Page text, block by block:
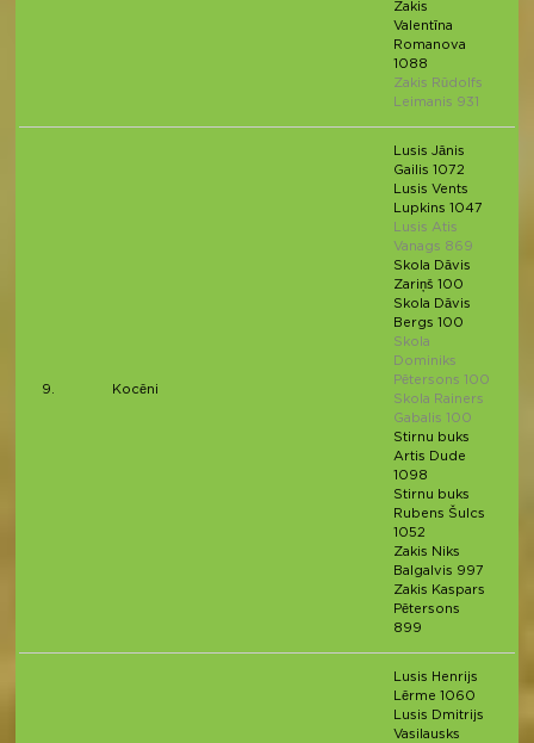
Zakis
Valentīna
Romanova
1088
Zakis Rūdolfs
Leimanis 931
9. Kocēni
Lusis Jānis
Gailis 1072
Lusis Vents
Lupkins 1047
Lusis Atis
Vanags 869
Skola Dāvis
Zariņš 100
Skola Dāvis
Bergs 100
Skola
Dominiks
Pētersons 100
Skola Rainers
Gabalis 100
Stirnu buks
Artis Dude
1098
Stirnu buks
Rubens Šulcs
1052
Zakis Niks
Balgalvis 997
Zakis Kaspars
Pētersons
899
Lusis Henrijs
Lērme 1060
Lusis Dmitrijs
Vasilausks